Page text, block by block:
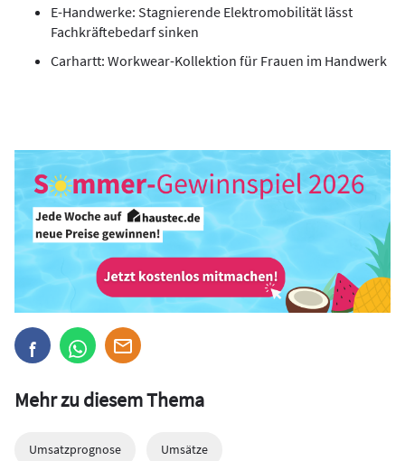
E-Handwerke: Stagnierende Elektromobilität lässt
Fachkräftebedarf sinken
Carhartt: Workwear-Kollektion für Frauen im Handwerk
Mehr zu diesem Thema
Umsatzprognose Umsätze